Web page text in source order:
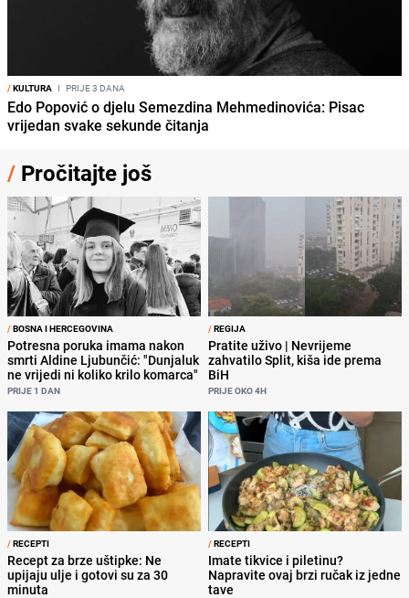
/KULTURA I PRIJE 3 DANA
Edo Popović o djelu Semezdina Mehmedinovića: Pisac
vrijedan svake sekunde čitanja
/ Pročitajte još
/BOSNA I HERCEGOVINA
Potresna poruka imama nakon
smrti Aldine Ljubunčić: "Dunjaluk
ne vrijedi ni koliko krilo komarca"
PRIJE 1 DAN
/REGIJA
Pratite uživo | Nevrijeme
zahvatilo Split, kiša ide prema
BiH
PRIJE OKO 4H
/RECEPTI
Recept za brze uštipke: Ne
upijaju ulje i gotovi su za 30
minuta
/RECEPTI
Imate tikvice i piletinu?
Napravite ovaj brzi ručak iz jedne
tave